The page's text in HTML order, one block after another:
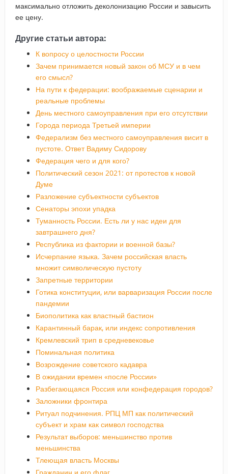
максимально отложить деколонизацию России и завысить
ее цену.
Другие статьи автора:
К вопросу о целостности России
Зачем принимается новый закон об МСУ и в чем
его смысл?
На пути к федерации: воображаемые сценарии и
реальные проблемы
День местного самоуправления при его отсутствии
Города периода Третьей империи
Федерализм без местного самоуправления висит в
пустоте. Ответ Вадиму Сидорову
Федерация чего и для кого?
Политический сезон 2021: от протестов к новой
Думе
Разложение субъектности субъектов
Сенаторы эпохи упадка
Туманность России. Есть ли у нас идеи для
завтрашнего дня?
Республика из фактории и военной базы?
Исчерпание языка. Зачем российская власть
множит символическую пустоту
Запретные территории
Готика конституции, или варваризация России после
пандемии
Биополитика как властный бастион
Карантинный барак, или индекс сопротивления
Кремлевский трип в средневековье
Поминальная политика
Возрождение советского кадавра
В ожидании времен «после России»
Разбегающаяся Россия или конфедерация городов?
Заложники фронтира
Ритуал подчинения. РПЦ МП как политический
субъект и храм как символ господства
Результат выборов: меньшинство против
меньшинства
Тлеющая власть Москвы